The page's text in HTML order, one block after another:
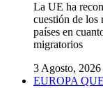
La UE ha
cuestión de los
países en
migratorios
3 Agosto, 2026
EUROPA